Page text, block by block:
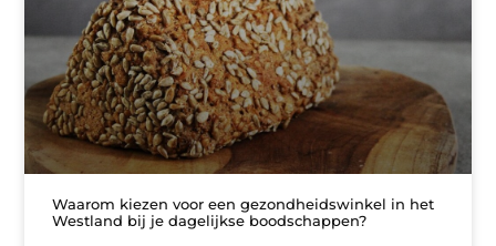
Waarom kiezen voor een gezondheidswinkel in het
Westland bij je dagelijkse boodschappen?